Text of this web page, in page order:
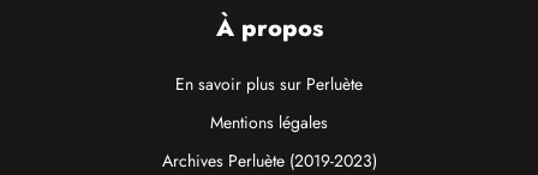
À propos
En savoir plus sur Perluète
Mentions légales
Archives Perluète (2019-2023)